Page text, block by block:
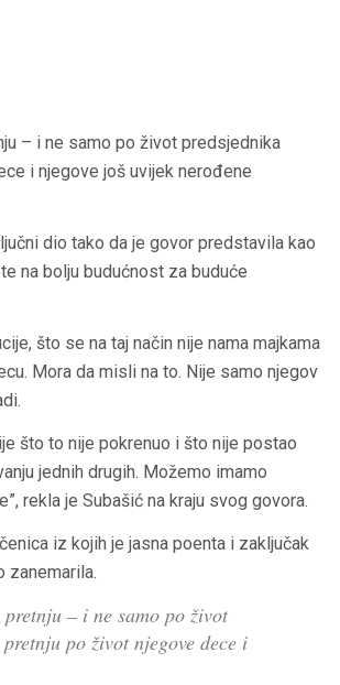
– i ne samo po život predsjednika
i njegove još uvijek nerođene
dio tako da je govor predstavila kao
na bolju budućnost za buduće
što se na taj način nije nama majkama
Mora da misli na to. Nije samo njegov
što to nije pokrenuo i što nije postao
jednih drugih. Možemo imamo
rekla je Subašić na kraju svog govora.
iz kojih je jasna poenta i zaključak
zanemarila.
– i ne samo po život
po život njegove dece i